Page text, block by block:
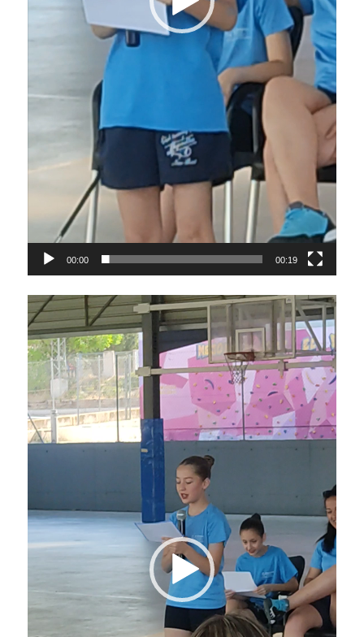
00:00 00:19
Video
Player